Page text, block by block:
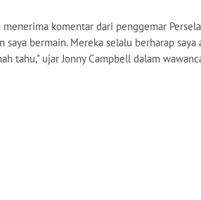
menerima komentar dari penggemar
saya bermain. Mereka selalu berharap saya
tahu," ujar Jonny Campbell dalam